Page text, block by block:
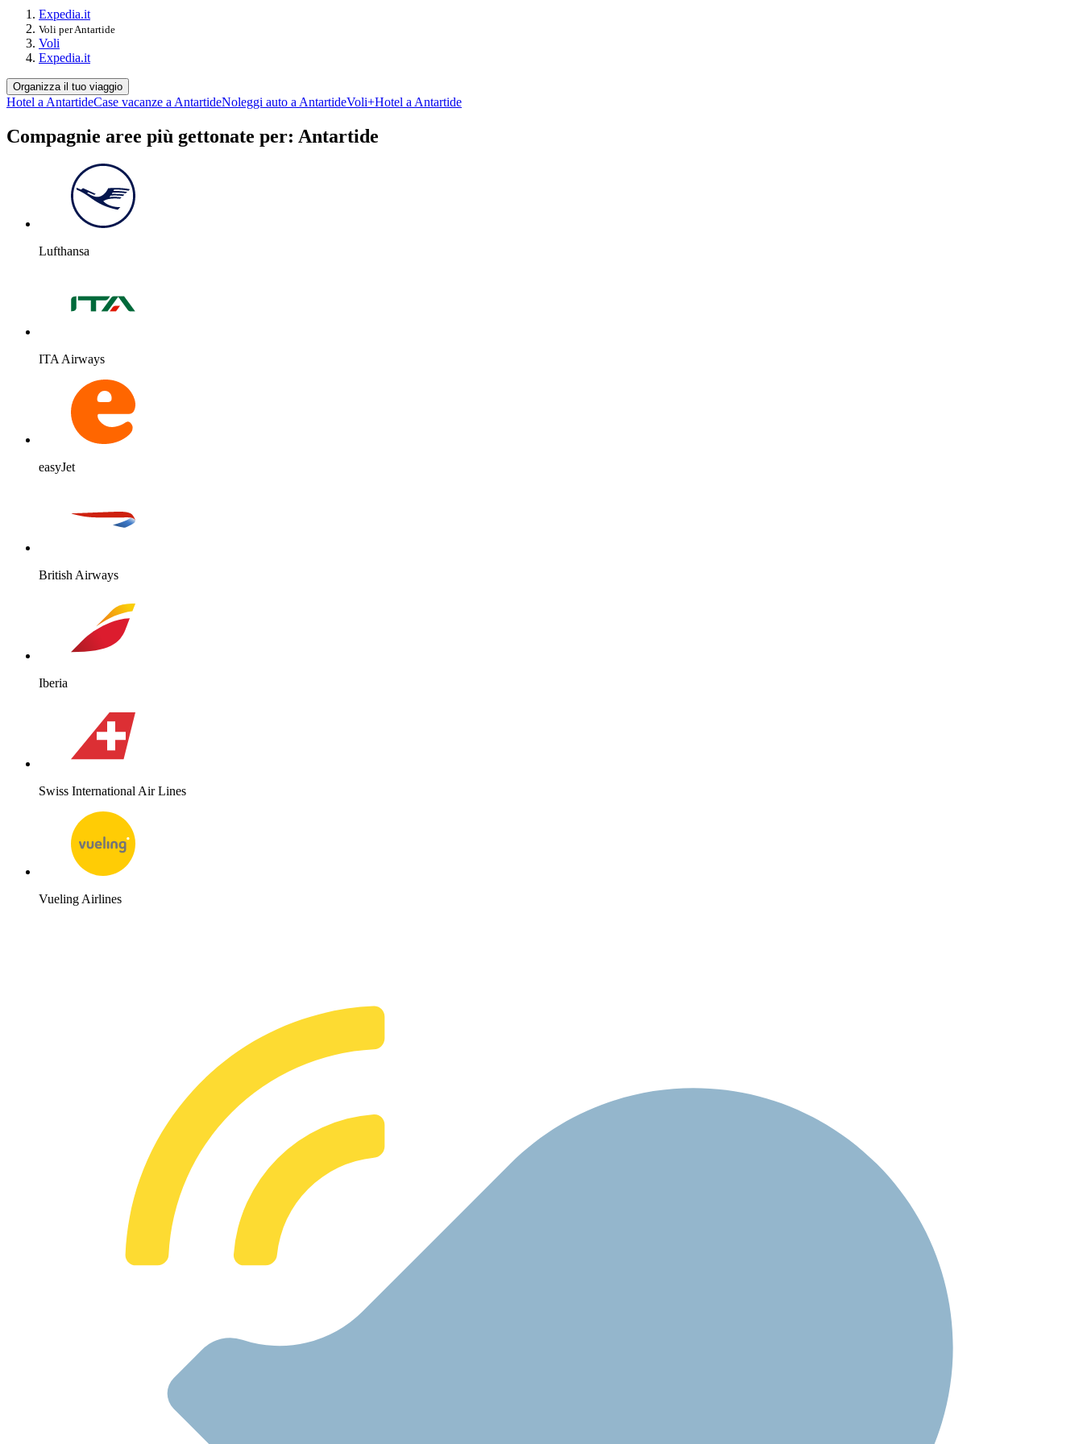
Expedia.it
Voli per Antartide
Voli
Expedia.it
Organizza il tuo viaggio
Hotel a AntartideCase vacanze a AntartideNoleggi auto a AntartideVoli+Hotel a Antartide
Compagnie aree più gettonate per: Antartide
Lufthansa
ITA Airways
easyJet
British Airways
Iberia
Swiss International Air Lines
Vueling Airlines